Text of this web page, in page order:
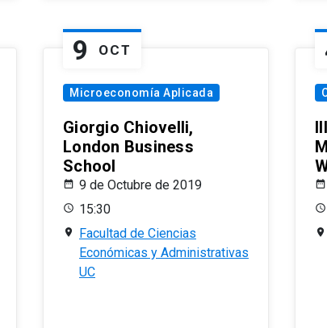
9 OCT
Microeconomía Aplicada
Giorgio Chiovelli,
London Business
School
9 de Octubre de 2019
15:30
Facultad de Ciencias
Económicas y Administrativas
UC